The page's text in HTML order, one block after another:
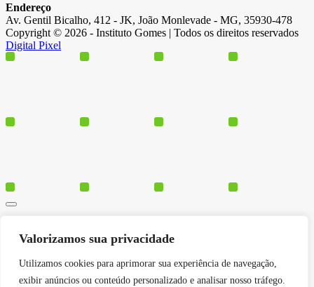
Valorizamos sua privacidade
Utilizamos cookies para aprimorar sua experiência de navegação,
exibir anúncios ou conteúdo personalizado e analisar nosso tráfego.
Endereço
Av. Gentil Bicalho, 412 - JK, João Monlevade - MG, 35930-478
Copyright © 2026 - Instituto Gomes | Todos os direitos reservados
Digital Pixel
Polos
Institucional